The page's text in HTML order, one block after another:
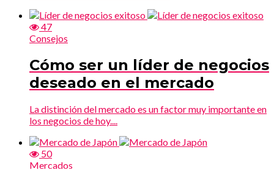
47
Consejos
Cómo ser un líder de negocios
deseado en el mercado
La distinción del mercado es un factor muy importante en
los negocios de hoy....
50
Mercados